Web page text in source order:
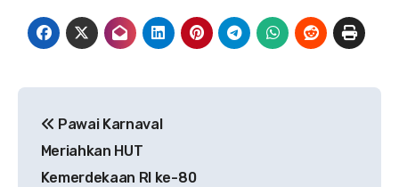
pos
Pawai Karnaval
Meriahkan HUT
Kemerdekaan RI ke-80